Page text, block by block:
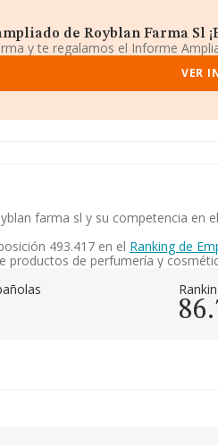
de Royblan Farma Sl
y te regalamos el Informe
VER
farma sl y su competencia en
493.417 en el Ranking de
productos de perfumería y